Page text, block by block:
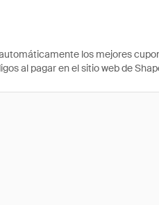
los mejores
al pagar en el sitio web de